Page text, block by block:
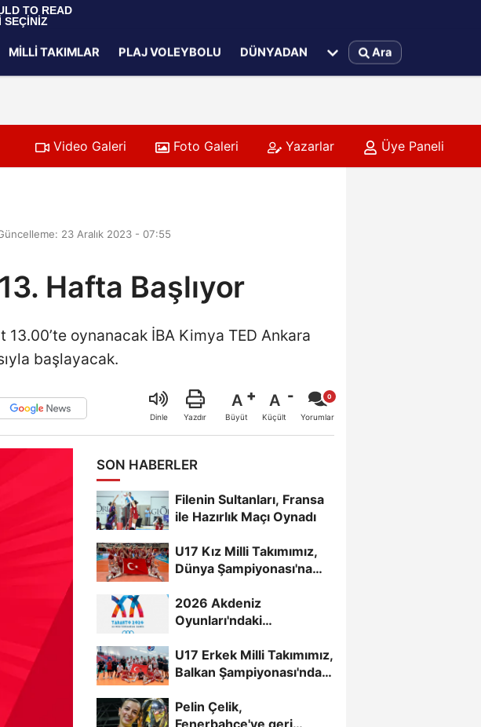
TO READ
SEÇİNİZ
MILLI TAKIMLAR PLAJ VOLEYBOLU DÜNYADAN Ara
Video Galeri Foto Galeri Yazarlar Üye Paneli
23 Aralık 2023 - 07:55
Hafta Başlıyor
13.00’te oynanacak İBA Kimya TED Ankara
başlayacak.
Dinle Yazdır
A
Büyüt
A
Küçült Yorumlar
SON HABERLER
Filenin Sultanları, Fransa
ile Hazırlık Maçı Oynadı
U17 Kız Milli Takımımız,
Dünya Şampiyonası'na
2026 Akdeniz
Oyunları'ndaki
U17 Erkek Milli Takımımız,
Balkan Şampiyonası'nda
Pelin Çelik,
Fenerbahçe'ye geri